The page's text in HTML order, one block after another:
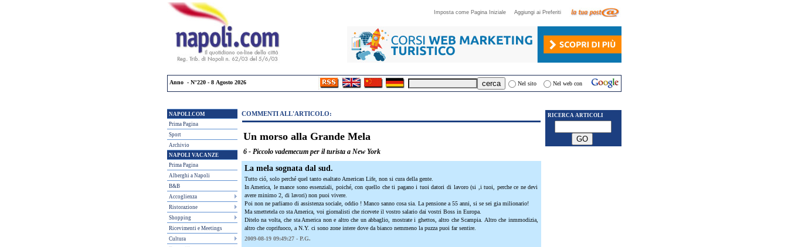
Imposta come Pagina Iniziale Aggiungi ai Preferiti
Anno - N°220 - 8 Agosto 2026 Nel sito Nel web con
NAPOLI.COM
Prima Pagina
Sport
Archivio
NAPOLI VACANZE
Prima Pagina
Alberghi a Napoli
B&B
Accoglienza
Ristorazione
Shopping
Ricevimenti e Meetings
Cultura
COMMENTI ALL'ARTICOLO:
Un morso alla Grande Mela
6 - Piccolo vademecum per il turista a New York
La mela sognata dal sud.
Tutto ció, solo perché quel tanto esaltato American Life, non si cura della gente.
In America, le mance sono essenziali, poiché, con quello che ti pagano i tuoi datori di lavoro (si ,i tuoi, perche ce ne devi
avere minimo 2, di lavori) non puoi vivere.
Poi non ne parliamo di assistenza sociale, oddio ! Manco sanno cosa sia. La pensione a 55 anni, si se sei gia milionario!
Ma smettetela co sta America, voi giornalisti che ricevete il vostro salario dai vostri Boss in Europa.
Ditelo na volta, che sta America non e altro che un abbaglio, mostrate i ghettos, altro che Scampia. Altro che inmmodizia,
altro che coprifuoco, a N.Y. ci sono zone intere dove da bianco nemmeno la puzza puoi far sentire.
2009-08-19 09:49:27 - P.G.
RICERCA ARTICOLI